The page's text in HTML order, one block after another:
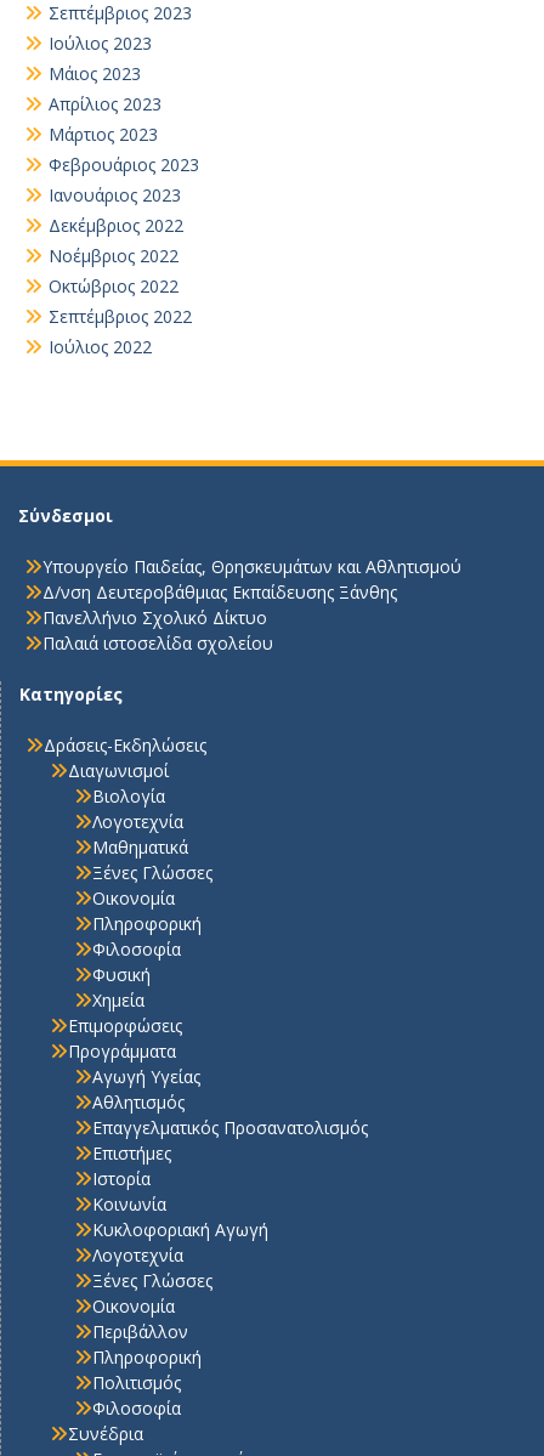
Σεπτέμβριος 2023
Ιούλιος 2023
Μάιος 2023
Απρίλιος 2023
Μάρτιος 2023
Φεβρουάριος 2023
Ιανουάριος 2023
Δεκέμβριος 2022
Νοέμβριος 2022
Οκτώβριος 2022
Σεπτέμβριος 2022
Ιούλιος 2022
Σύνδεσμοι
Υπουργείο Παιδείας, Θρησκευμάτων και Αθλητισμού
Δ/νση Δευτεροβάθμιας Εκπαίδευσης Ξάνθης
Πανελλήνιο Σχολικό Δίκτυο
Παλαιά ιστοσελίδα σχολείου
Κατηγορίες
Δράσεις-Εκδηλώσεις
Διαγωνισμοί
Βιολογία
Λογοτεχνία
Μαθηματικά
Ξένες Γλώσσες
Οικονομία
Πληροφορική
Φιλοσοφία
Φυσική
Χημεία
Επιμορφώσεις
Προγράμματα
Αγωγή Υγείας
Αθλητισμός
Επαγγελματικός Προσανατολισμός
Επιστήμες
Ιστορία
Κοινωνία
Κυκλοφοριακή Αγωγή
Λογοτεχνία
Ξένες Γλώσσες
Οικονομία
Περιβάλλον
Πληροφορική
Πολιτισμός
Φιλοσοφία
Συνέδρια